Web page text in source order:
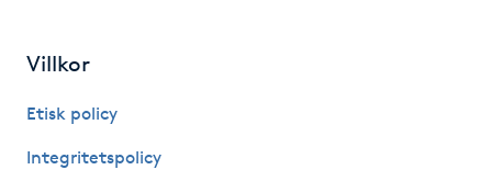
Gua Sha-massage
Villkor
Etisk policy
Integritetspolicy